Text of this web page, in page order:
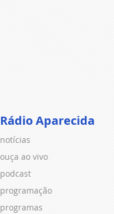
Rádio Aparecida
notícias
ouça ao vivo
podcast
programação
programas